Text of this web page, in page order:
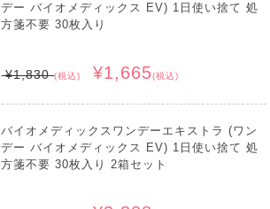
デー バイオメディックス EV) 1日使い捨て 処
方箋不要 30枚入り
¥1,830(税込) ¥1,665(税込)
バイオメディックスワンデーエキストラ (ワン
デー バイオメディックス EV) 1日使い捨て 処
方箋不要 30枚入り 2箱セット